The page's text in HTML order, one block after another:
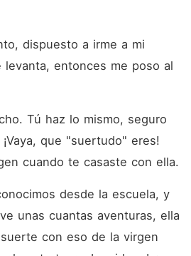
dispuesto a irme a mi
levanta, entonces me poso al
Tú haz lo mismo, seguro
que "suertudo" eres!
cuando te casaste con ella.
desde la escuela, y
unas cuantas aventuras, ella
con eso de la virgen